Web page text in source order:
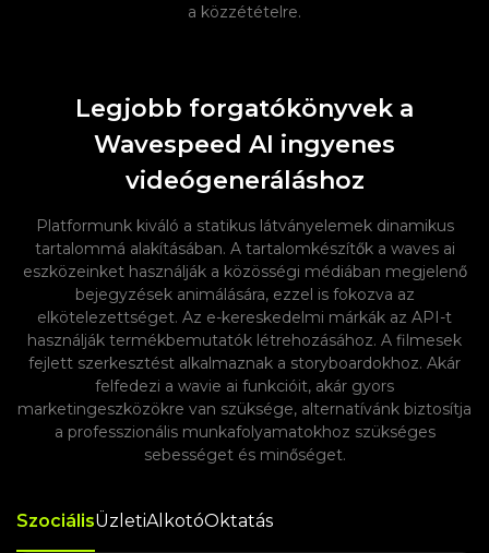
a közzétételre.
Legjobb forgatókönyvek a
Wavespeed AI ingyenes
videógeneráláshoz
Platformunk kiváló a statikus látványelemek dinamikus
tartalommá alakításában. A tartalomkészítők a waves ai
eszközeinket használják a közösségi médiában megjelenő
bejegyzések animálására, ezzel is fokozva az
elkötelezettséget. Az e-kereskedelmi márkák az API-t
használják termékbemutatók létrehozásához. A filmesek
fejlett szerkesztést alkalmaznak a storyboardokhoz. Akár
felfedezi a wavie ai funkcióit, akár gyors
marketingeszközökre van szüksége, alternatívánk biztosítja
a professzionális munkafolyamatokhoz szükséges
sebességet és minőséget.
SzociálisÜzletiAlkotóOktatás